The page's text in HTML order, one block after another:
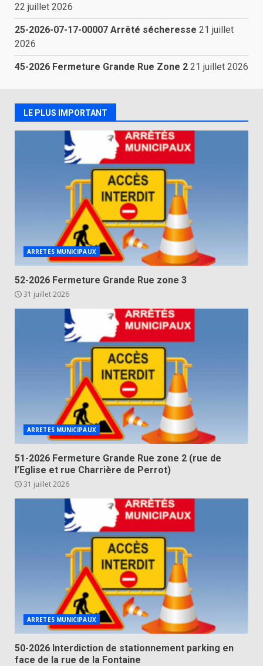
22 juillet 2026
25-2026-07-17-00007 Arrêté sécheresse 21 juillet
2026
45-2026 Fermeture Grande Rue Zone 2 21 juillet 2026
LE PLUS IMPORTANT
ARRETES MUNICIPAUX
52-2026 Fermeture Grande Rue zone 3
31 juillet 2026
ARRETES MUNICIPAUX
51-2026 Fermeture Grande Rue zone 2 (rue de
l’Eglise et rue Charrière de Perrot)
31 juillet 2026
ARRETES MUNICIPAUX
50-2026 Interdiction de stationnement parking en
face de la rue de la Fontaine